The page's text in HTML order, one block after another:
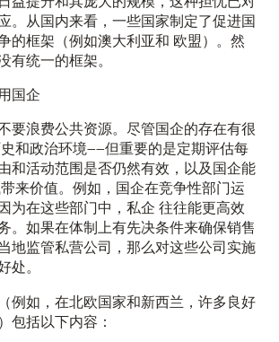
。从国内来看，一些国家制定了促进国
的框架（例如澳大利亚和 欧盟）。然
有统一的框架。
国企
要浪费公共资源。尽管国企的存在有很
和政治环境——但重要的是定期评估每
和活动范围是否仍然有效，以及国企能
来价值。例如，国企在竞争性部门运
为在这些部门中，私企 往往能更高效
。如果在体制上有先决条件来确保销售
地监管私营公司，那么对这些公司实施
。
例如，在北欧国家和新西兰，许多良好
包括以下内容：